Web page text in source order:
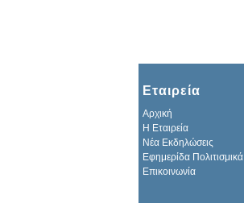
Εταιρεία
Αρχική
H Εταιρεία
Νέα Εκδηλώσεις
Εφημερίδα Πολιτισμικά
Επικοινωνία